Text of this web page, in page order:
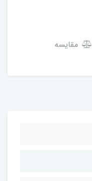
مقایسه